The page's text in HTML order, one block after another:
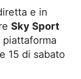
e in
Sky Sport
15 di sabato